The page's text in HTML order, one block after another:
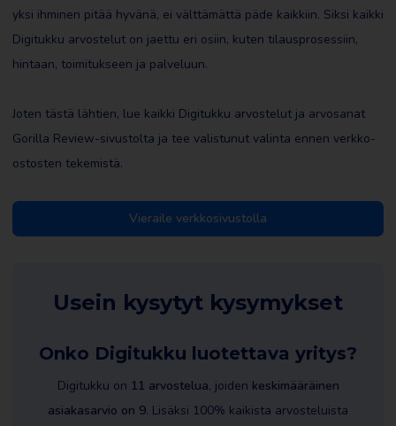
yksi ihminen pitää hyvänä, ei välttämättä päde kaikkiin. Siksi kaikki
Digitukku arvostelut on jaettu eri osiin, kuten tilausprosessiin,
hintaan, toimitukseen ja palveluun.
Joten tästä lähtien, lue kaikki Digitukku arvostelut ja arvosanat
Gorilla Review-sivustolta ja tee valistunut valinta ennen verkko-
ostosten tekemistä.
Vieraile verkkosivustolla
Usein kysytyt kysymykset
Onko Digitukku luotettava yritys?
Digitukku on 11 arvostelua, joiden keskimääräinen
asiakasarvio on 9. Lisäksi 100% kaikista arvosteluista